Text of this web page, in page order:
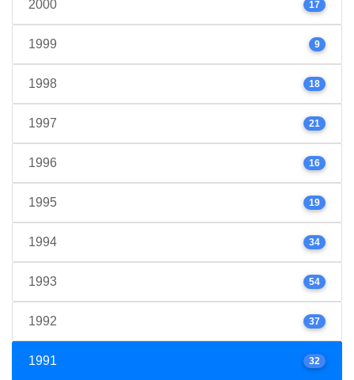
2000 17
1999 9
1998 18
1997 21
1996 16
1995 19
1994 34
1993 54
1992 37
1991 32